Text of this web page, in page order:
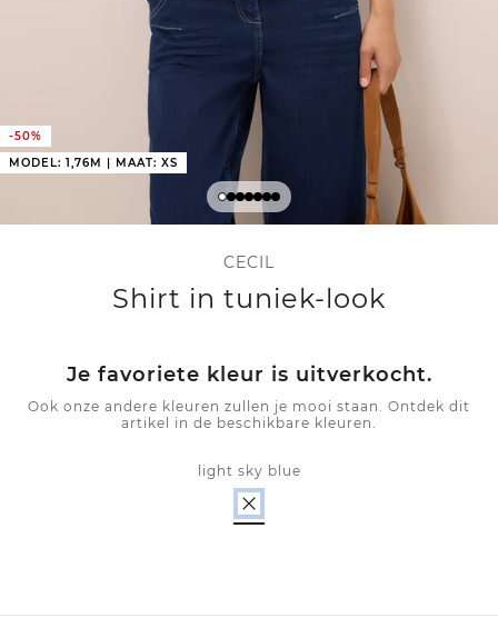
-50%
MODEL: 1,76M | MAAT: XS
CECIL
Shirt in tuniek-look
Je favoriete kleur is uitverkocht.
Ook onze andere kleuren zullen je mooi staan. Ontdek dit
artikel in de beschikbare kleuren.
light sky blue